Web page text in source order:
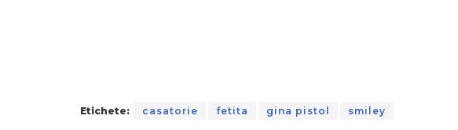
Etichete: casatorie fetita gina pistol smiley